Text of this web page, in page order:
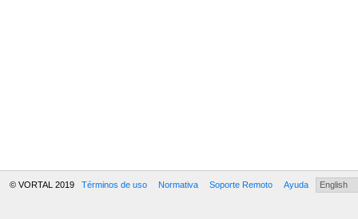
© VORTAL 2019 Términos de uso Normativa Soporte Remoto Ayuda